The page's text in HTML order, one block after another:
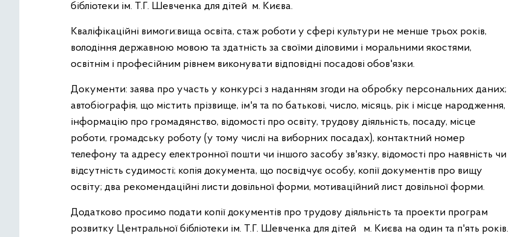
бібліотеки ім. Т.Г. Шевченка для дітей м. Києва.
Кваліфікаційні вимоги:вища освіта, стаж роботи у сфері культури не менше трьох років,
володіння державною мовою та здатність за своїми діловими і моральними якостями,
освітнім і професійним рівнем виконувати відповідні посадові обов'язки.
Документи: заява про участь у конкурсі з наданням згоди на обробку персональних даних;
автобіографія, що містить прізвище, ім'я та по батькові, число, місяць, рік і місце народження,
інформацію про громадянство, відомості про освіту, трудову діяльність, посаду, місце
роботи, громадську роботу (у тому числі на виборних посадах), контактний номер
телефону та адресу електронної пошти чи іншого засобу зв'язку, відомості про наявність чи
відсутність судимості; копія документа, що посвідчує особу, копії документів про вищу
освіту; два рекомендаційні листи довільної форми, мотиваційний лист довільної форми.
Додатково просимо подати копії документів про трудову діяльність та проекти програм
розвитку Центральної бібліотеки ім. Т.Г. Шевченка для дітей м. Києва на один та п'ять років.